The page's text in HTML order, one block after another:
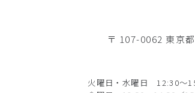
〒 107-0062 東京
火曜日・水曜日 12:30～